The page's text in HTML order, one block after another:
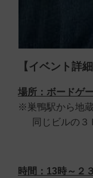
【イベント詳細
場所：ボードゲ
※巣鴨駅から地
同じビルの３
時間：13時～２